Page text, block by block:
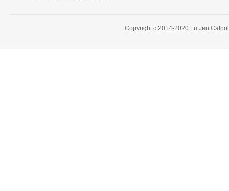
Copyright c 2014-2020 Fu Jen